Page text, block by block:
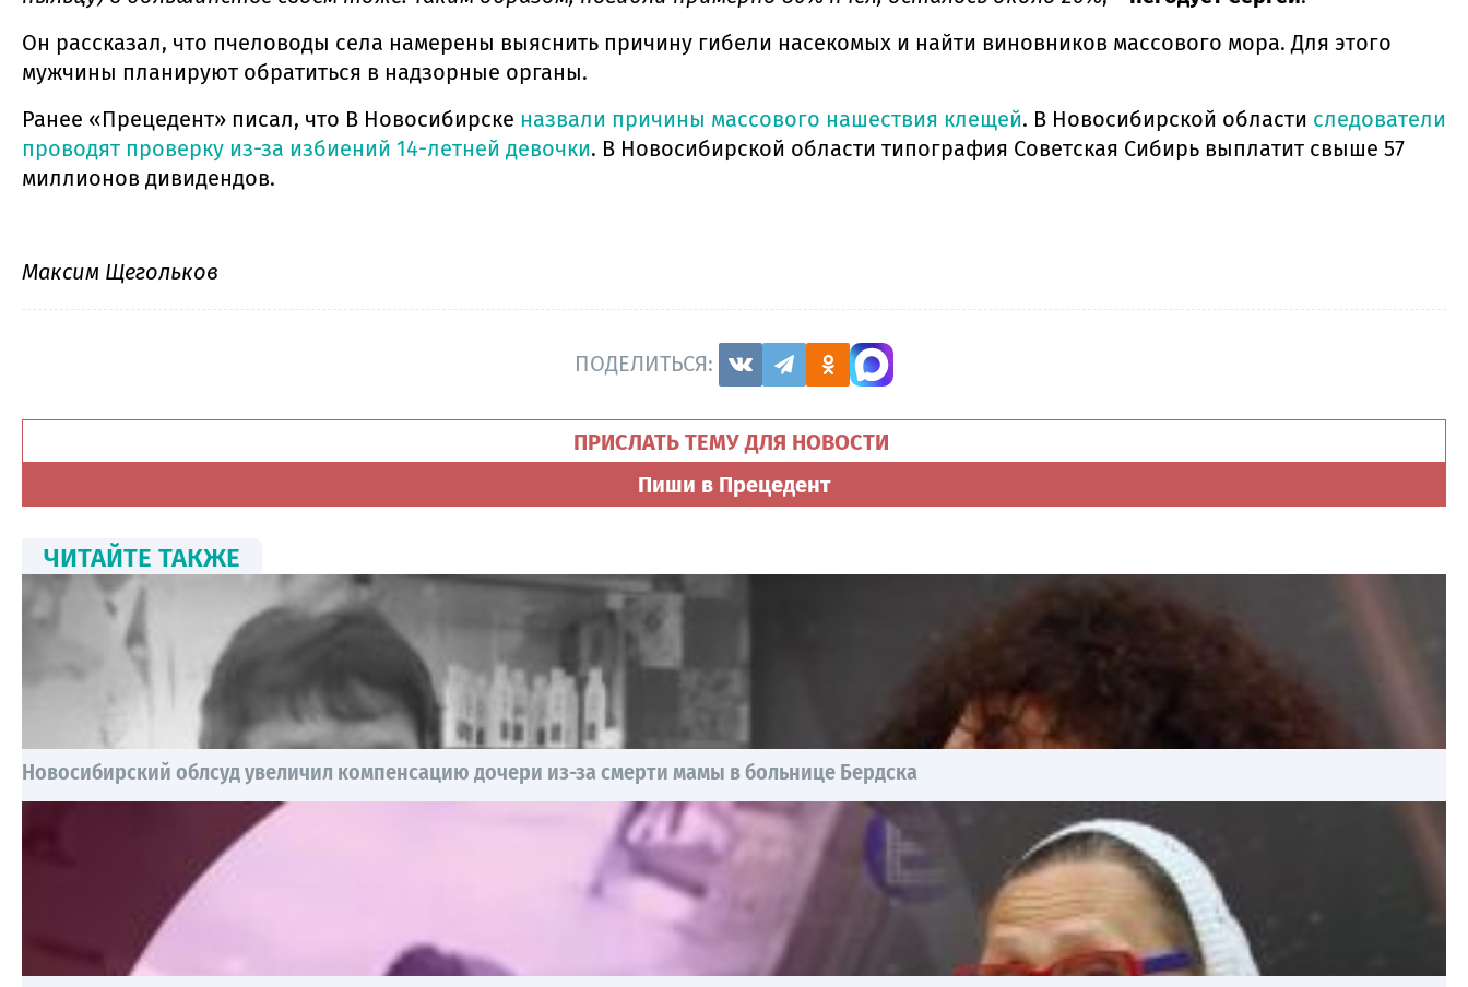
Он рассказал, что пчеловоды села намерены выяснить причину гибели насекомых и найти виновников массового мора. Для этого
мужчины планируют обратиться в надзорные органы.
Ранее «Прецедент» писал, что В Новосибирске назвали причины массового нашествия клещей. В Новосибирской области следователи
проводят проверку из-за избиений 14-летней девочки. В Новосибирской области типография Советская Сибирь выплатит свыше 57
миллионов дивидендов.
Максим Щегольков
ПОДЕЛИТЬСЯ:
ПРИСЛАТЬ ТЕМУ ДЛЯ НОВОСТИ
Пиши в Прецедент
ЧИТАЙТЕ ТАКЖЕ
Новосибирский облсуд увеличил компенсацию дочери из-за смерти мамы в больнице Бердска